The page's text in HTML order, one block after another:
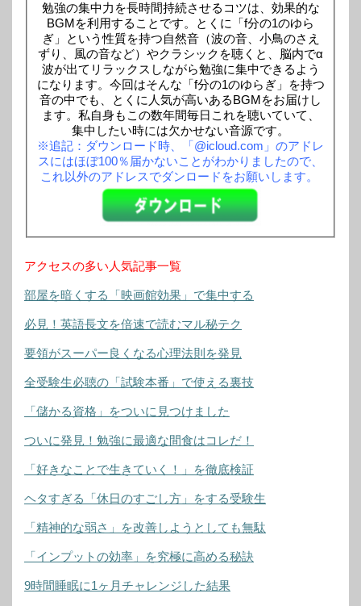
勉強の集中力を長時間持続させるコツは、効果的な
BGMを利用することです。とくに「f分の1のゆら
ぎ」という性質を持つ自然音（波の音、小鳥のさえ
ずり、風の音など）やクラシックを聴くと、脳内でα
波が出てリラックスしながら勉強に集中できるよう
になります。今回はそんな「f分の1のゆらぎ」を持つ
音の中でも、とくに人気が高いあるBGMをお届けし
ます。私自身もこの数年間毎日これを聴いていて、
集中したい時には欠かせない音源です。
※追記：ダウンロード時、「@icloud.com」のアドレ
スにはほぼ100％届かないことがわかりましたので、
これ以外のアドレスでダンロードをお願いします。
アクセスの多い人気記事一覧
部屋を暗くする「映画館効果」で集中する
必見！英語長文を倍速で読むマル秘テク
要領がスーパー良くなる心理法則を発見
全受験生必聴の「試験本番」で使える裏技
「儲かる資格」をついに見つけました
ついに発見！勉強に最適な間食はコレだ！
「好きなことで生きていく！」を徹底検証
ヘタすぎる「休日のすごし方」をする受験生
「精神的な弱さ」を改善しようとしても無駄
「インプットの効率」を究極に高める秘訣
9時間睡眠に1ヶ月チャレンジした結果